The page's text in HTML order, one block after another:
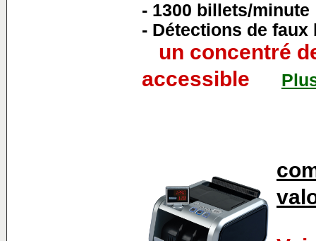
- 1300 billets/minute
- Détections de faux
un concentré
accessible